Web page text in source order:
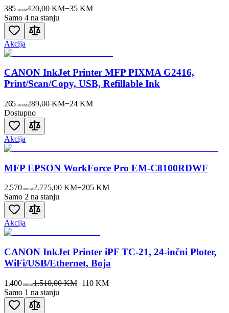
385 00KM420,00 KM−35 KM
Samo 4 na stanju
Akcija
CANON InkJet Printer MFP PIXMA G2416,
Print/Scan/Copy, USB, Refillable Ink
265 00KM289,00 KM−24 KM
Dostupno
Akcija
MFP EPSON WorkForce Pro EM-C8100RDWF
2.570 00KM2.775,00 KM−205KM
Samo 2 na stanju
Akcija
CANON InkJet Printer iPF TC-21, 24-inčni Ploter,
WiFi/USB/Ethernet, Boja
1.400 00KM1.510,00 KM−110KM
Samo 1 na stanju